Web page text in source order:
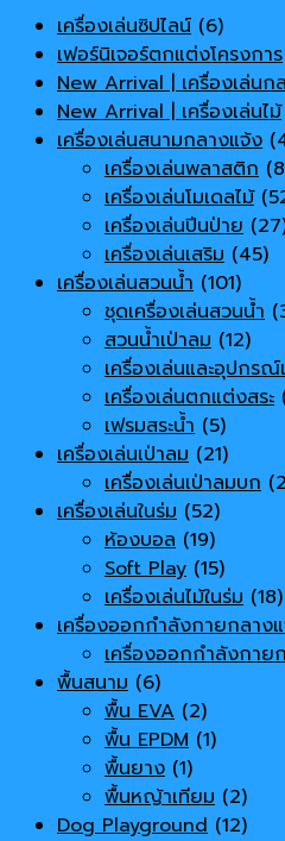
เครื่องเล่นซิปไลน์ (6)
เฟอร์นิเจอร์ตกแต่งโครงการ
New Arrival | เครื่องเล่นก
New Arrival | เครื่องเล่นไม้
เครื่องเล่นสนามกลางแจ้ง
เครื่องเล่นพลาสติก
เครื่องเล่นโมเดลไม้
เครื่องเล่นปีนป่าย
เครื่องเล่นเสริม (45)
เครื่องเล่นสวนน้ำ (101)
ชุดเครื่องเล่นสวนน้ำ
สวนน้ำเป่าลม (12)
เครื่องเล่นและอุปกรณ์
เครื่องเล่นตกแต่งสระ
เฟรมสระน้ำ (5)
เครื่องเล่นเป่าลม (21)
เครื่องเล่นเป่าลมบก
เครื่องเล่นในร่ม (52)
ห้องบอล (19)
Soft Play (15)
เครื่องเล่นไม้ในร่ม (18)
เครื่องออกกำลังกายกลาง
เครื่องออกกำลังกาย
พื้นสนาม (6)
พื้น EVA (2)
พื้น EPDM (1)
พื้นยาง (1)
พื้นหญ้าเทียม (2)
Dog Playground (12)